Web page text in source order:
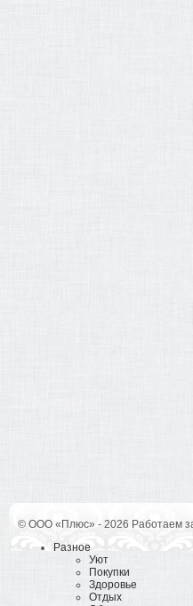
© ООО «Плюс» - 2026 Работаем
Разное
Уют
Покупки
Здоровье
Отдых